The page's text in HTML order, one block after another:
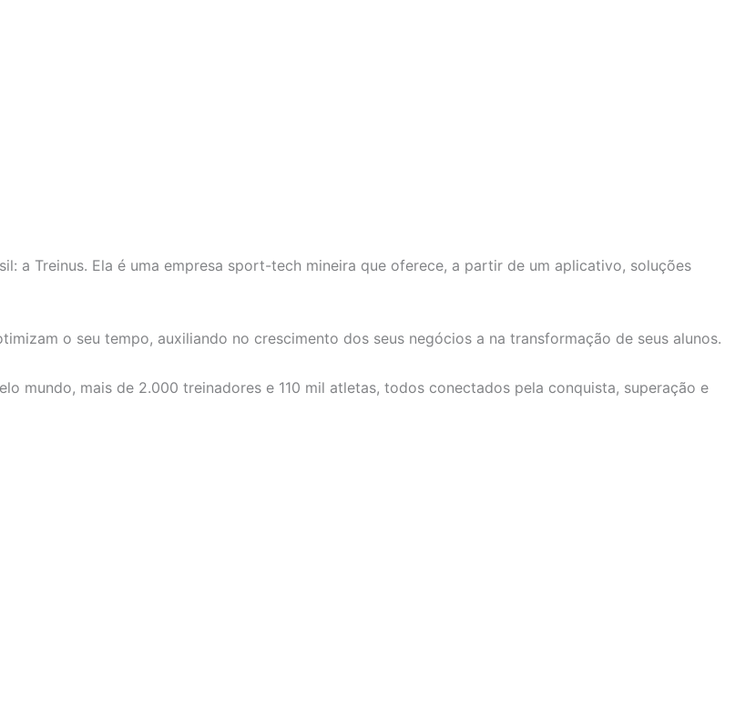
a Treinus. Ela é uma empresa sport-tech mineira que oferece, a partir de um aplicativo, soluções
o seu tempo, auxiliando no crescimento dos seus negócios a na transformação de seus alunos.
mundo, mais de 2.000 treinadores e 110 mil atletas, todos conectados pela conquista, superação e